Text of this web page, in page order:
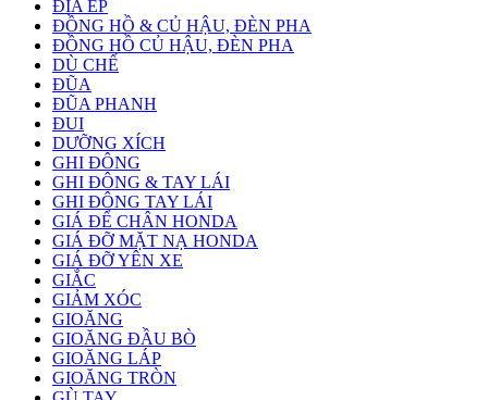
ĐĨA ÉP
ĐỒNG HỒ & CỦ HẬU, ĐÈN PHA
ĐỒNG HỒ CỦ HẬU, ĐÈN PHA
DÙ CHẾ
ĐŨA
ĐŨA PHANH
ĐUI
DƯỠNG XÍCH
GHI ĐÔNG
GHI ĐÔNG & TAY LÁI
GHI ĐÔNG TAY LÁI
GIÁ ĐỂ CHÂN HONDA
GIÁ ĐỠ MẶT NẠ HONDA
GIÁ ĐỠ YÊN XE
GIẮC
GIẢM XÓC
GIOĂNG
GIOĂNG ĐẦU BÒ
GIOĂNG LÁP
GIOĂNG TRÒN